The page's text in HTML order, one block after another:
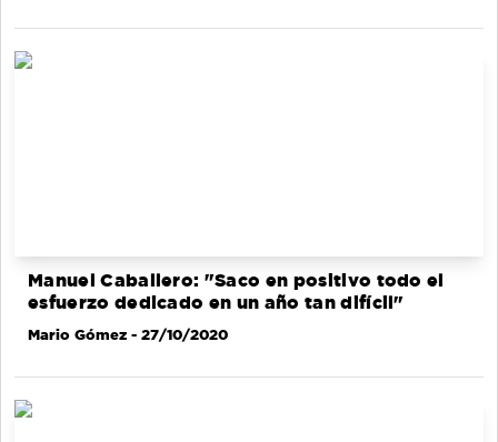
Manuel Caballero: "Saco en positivo todo el
esfuerzo dedicado en un año tan difícil"
Mario Gómez - 27/10/2020